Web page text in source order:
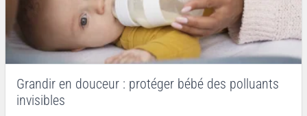
Grandir en douceur : protéger bébé des polluants
invisibles